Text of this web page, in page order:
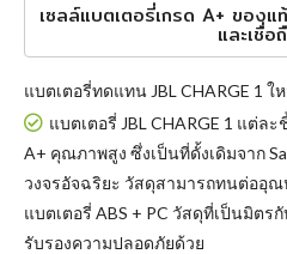
เซลล์แบตเตอรี่เกรด A+ ของ
และเชื่อ
แบตเตอรี่ทดแทน JBL CHARGE 1 ใ
แบตเตอรี่ JBL CHARGE 1 แต่ล
A+ คุณภาพสูง ซึ่งเป็นที่ดั้งเดิมจาก
วงจรอัจฉริยะ วัสดุสามารถทนต่ออุ
แบตเตอรี่ ABS + PC วัสดุที่เป็นมิต
รับรองความปลอดภัยด้วย